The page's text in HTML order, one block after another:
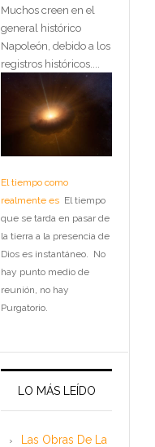
Muchos creen en el
general histórico
Napoleón, debido a los
registros históricos....
El tiempo como
realmente es El tiempo
que se tarda en pasar de
la tierra a la presencia de
Dios es instantáneo. No
hay punto medio de
reunión, no hay
Purgatorio.
LO MÁS LEÍDO
Las Obras De La